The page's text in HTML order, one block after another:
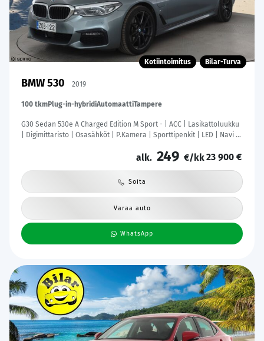
Kotiintoimitus Bilar-Turva
BMW 530 2019
100 tkmPlug-in-hybridiAutomaattiTampere
G30 Sedan 530e A Charged Edition M Sport - | ACC | Lasikattoluukku
| Digimittaristo | Osasähköt | P.Kamera | Sporttipenkit | LED | Navi |
alk. 249 €/kk23 900 €
Soita
Varaa auto
WhatsApp